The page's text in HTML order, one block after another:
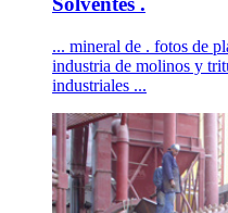
... mineral de . fotos de
industria de molinos y
industriales ...